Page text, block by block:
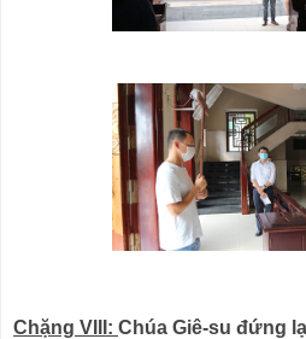
Chặng VIII: Chúa Giê-su đứng